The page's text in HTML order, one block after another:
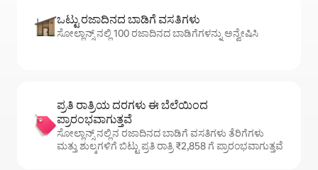
ಒಟ್ಟು ರಜಾದಿನದ ಬಾಡಿಗೆ ವಸತಿಗಳು
ಸೋಲ್ಲಾನ್ಸ್ ನಲ್ಲಿ 100 ರಜಾದಿನದ ಬಾಡಿಗೆಗಳನ್ನು ಅನ್ವೇಷಿಸಿ
ಪ್ರತಿ ರಾತ್ರಿಯ ದರಗಳು ಈ ಬೆಲೆಯಿಂದ
ಪ್ರಾರಂಭವಾಗುತ್ತವೆ
ಸೋಲ್ಲಾನ್ಸ್ ನಲ್ಲಿನ ರಜಾದಿನದ ಬಾಡಿಗೆ ವಸತಿಗಳು ತೆರಿಗೆಗಳು
ಮತ್ತು ಶುಲ್ಕಗಳಿಗೆ ಬಿಟ್ಟು ಪ್ರತಿ ರಾತ್ರಿ ₹2,858 ಗೆ ಪ್ರಾರಂಭವಾಗುತ್ತವೆ